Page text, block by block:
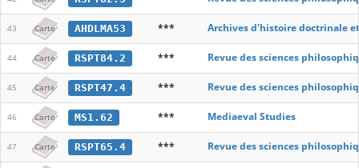
43 Carte AHDLMA53 *** Archives d'histoire doctrinale
44 Carte RSPT84.2 *** Revue des sciences
45 Carte RSPT47.4 *** Revue des sciences
46 Carte MS1.62 *** Mediaeval Studies
47 Carte RSPT65.4 *** Revue des sciences